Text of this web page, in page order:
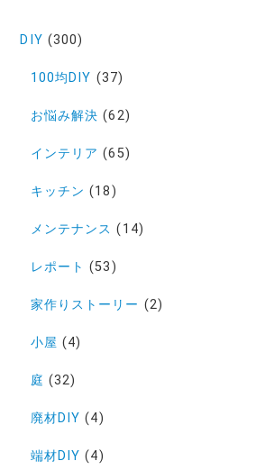
DIY (300)
100均DIY (37)
お悩み解決 (62)
インテリア (65)
キッチン (18)
メンテナンス (14)
レポート (53)
家作りストーリー (2)
小屋 (4)
庭 (32)
廃材DIY (4)
端材DIY (4)